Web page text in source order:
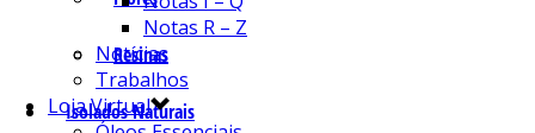
Resinas
Isolados Naturais
Notas R – Z
Notícias
Trabalhos
Loja Virtual